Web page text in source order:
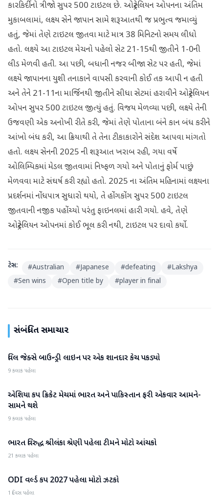
કારકિર્દીનો ત્રીજો સુપર 500 ટાઇટલ છે. ઓસ્ટ્રેલિયન ઓપનના અંતિમ
મુકાબલામાં, લક્ષ્ય સેને જાપાન સામે શરૂઆતથી જ પ્રભુત્વ જમાવ્યું
હતું, જેમાં તેણે ટાઇટલ જીતવા માટે માત્ર 38 મિનિટનો સમય લીધો
હતો. લક્ષ્યે આ ટાઇટલ મેચનો પહેલો સેટ 21-15થી જીતીને 1-0ની
લીડ મેળવી હતી. આ પછી, બધાની નજર બીજા સેટ પર હતી, જેમાં
લક્ષ્યે જાપાનના યુશી તનાકાને વાપસી કરવાની કોઈ તક આપી ન હતી
અને તેને 21-11ના માર્જિનથી જીતીને સીધા સેટમાં હરાવીને ઓસ્ટ્રેલિયન
ઓપન સુપર 500 ટાઇટલ જીત્યું હતું. વિજય મેળવ્યા પછી, લક્ષ્યે તેની
ઉજવણી એક અનોખી રીતે કરી, જેમાં તેણે પોતાના બંને કાન બંધ કરીને
આંખો બંધ કરી, આ ક્રિયાથી તે તેના ટીકાકારોને સંદેશ આપવા માંગતો
હતો. લક્ષ્ય સેનની 2025 ની શરૂઆત ખરાબ રહી, ગયા વર્ષે
ઓલિમ્પિકમાં મેડલ જીતવામાં નિષ્ફળ ગયો અને પોતાનું ફોર્મ પાછું
મેળવવા માટે સંઘર્ષ કરી રહ્યો હતો. 2025 ના અંતિમ મહિનામાં લક્ષ્યના
પ્રદર્શનમાં નોંધપાત્ર સુધારો થયો, તે હોંગકોંગ સુપર 500 ટાઇટલ
જીતવાની નજીક પહોંચ્યો પરંતુ ફાઇનલમાં હારી ગયો. હવે, તેણે
ઓસ્ટ્રેલિયન ઓપનમાં કોઈ ભૂલ કરી નથી, ટાઇટલ પર દાવો કર્યો.
ટેગ્સ: #Australian #Japanese #defeating #Lakshya
#Sen wins #Open title by #player in final
સંબંધિત સમાચાર
રમતગમત
વિલ જેક્સે બાઉન્ડ્રી લાઇન પર એક શાનદાર કેચ પકડ્યો
9 કલાક પહેલા
રમતગમત
એશિયા કપ ક્રિકેટ મેચમાં ભારત અને પાકિસ્તાન ફરી એકવાર આમને-
સામને થશે
9 કલાક પહેલા
રમતગમત
ભારત વિરુદ્ધ શ્રીલંકા શ્રેણી પહેલા ટીમને મોટો આંચકો
21 કલાક પહેલા
રમતગમત
ODI વર્લ્ડ કપ 2027 પહેલા મોટો ઝટકો
1 દિવસ પહેલા